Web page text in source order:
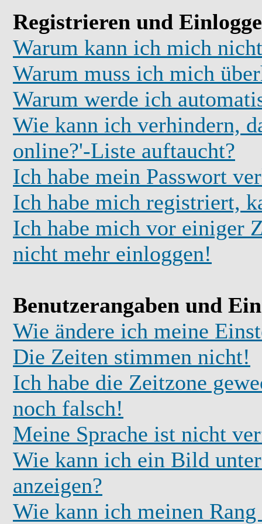
Registrieren und
Warum kann ich mich
Warum muss ich mich
Warum werde ich
Wie kann ich verhindern,
online?'-Liste auftaucht?
Ich habe mein Passwort
Ich habe mich registriert,
Ich habe mich vor einiger
nicht mehr einloggen!
Benutzerangaben und
Wie ändere ich meine
Die Zeiten stimmen nicht!
Ich habe die Zeitzone
noch falsch!
Meine Sprache ist nicht
Wie kann ich ein Bild
anzeigen?
Wie kann ich meinen Rang